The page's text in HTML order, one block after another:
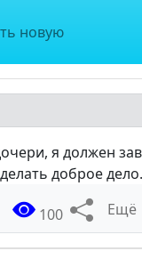
новую
я должен
доброе
100 Ещё